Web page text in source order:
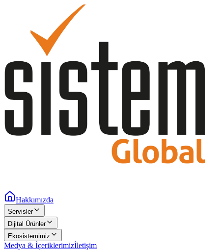
Hakkımızda
Servisler
Dijital Ürünler
Ekosistemimiz
Medya & İçeriklerimizİletişim